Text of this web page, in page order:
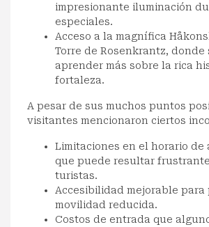
impresionante iluminación
especiales.
Acceso a la magnífica
Torre de Rosenkrantz, donde
aprender más sobre la rica
fortaleza.
A pesar de sus muchos puntos
visitantes mencionaron ciertos
Limitaciones en el horario de
que puede resultar
turistas.
Accesibilidad mejorable para
movilidad reducida.
Costos de entrada que